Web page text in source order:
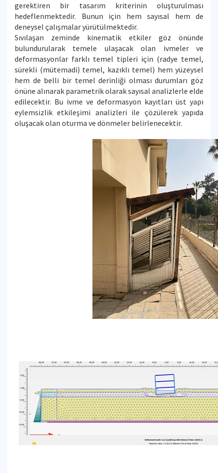
gerektiren bir tasarım kriterinin oluşturulması
hedeflenmektedir. Bunun için hem sayısal hem de
deneysel çalışmalar yürütülmektedir.
Sıvılaşan zeminde kinematik etkiler göz önünde
bulundurularak temele ulaşacak olan ivmeler ve
deformasyonlar farklı temel tipleri için (radye temel,
sürekli (mütemadi) temel, kazıklı temel) hem yüzeysel
hem de belli bir temel derinliği olması durumları göz
önüne alınarak parametrik olarak sayısal analizlerle elde
edilecektir. Bu ivme ve deformasyon kayıtları üst yapı
eylemsizlik etkileşimi analizleri ile çözülerek yapıda
oluşacak olan oturma ve dönmeler belirlenecektir.